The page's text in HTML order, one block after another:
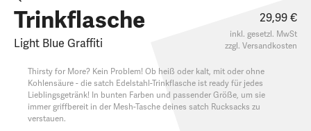
Trinkflasche
Light Blue Graffiti
29,99 €
inkl. gesetzl. MwSt
zzgl. Versandkosten
Thirsty for More? Kein Problem! Ob heiß oder kalt, mit oder ohne
Kohlensäure - die satch Edelstahl-Trinkflasche ist ready für jedes
Lieblingsgetränk! In bunten Farben und passender Größe, um sie
immer griffbereit in der Mesh-Tasche deines satch Rucksacks zu
verstauen.